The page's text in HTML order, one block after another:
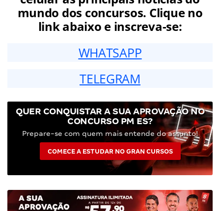
mundo dos concursos. Clique no
link abaixo e inscreva-se:
WHATSAPP
TELEGRAM
QUER CONQUISTAR A SUA APROVAÇÃO NO
CONCURSO PM ES?
Prepare-se com quem mais entende do assunto!
COMECE A ESTUDAR NO GRAN CURSOS